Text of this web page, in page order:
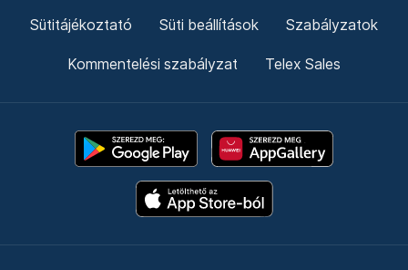
Sütitájékoztató Süti beállítások Szabályzatok
Kommentelési szabályzat Telex Sales